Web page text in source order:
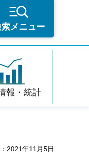
メニュー
報・統計
2021年11月5日